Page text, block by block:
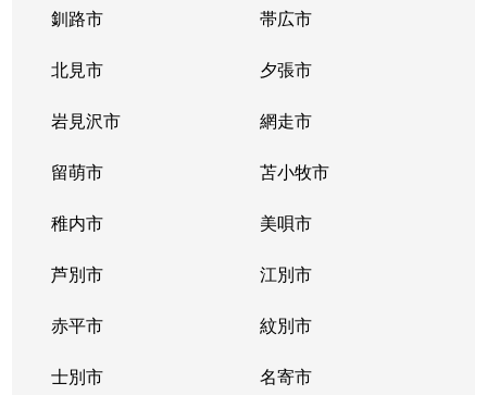
釧路市 帯広市
北見市 夕張市
岩見沢市 網走市
留萌市 苫小牧市
稚内市 美唄市
芦別市 江別市
赤平市 紋別市
士別市 名寄市